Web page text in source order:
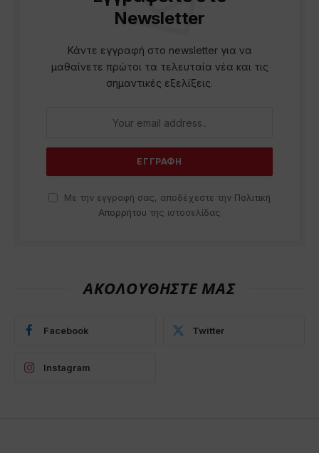
Newsletter
Κάντε εγγραφή στο newsletter για να
μαθαίνετε πρώτοι τα τελευταία νέα και τις
σημαντικές εξελίξεις.
Με την εγγραφή σας, αποδέχεστε την Πολιτική
Απορρήτου της ιστοσελίδας
ΑΚΟΛΟΥΘΗΣΤΕ ΜΑΣ
Facebook Twitter
Instagram